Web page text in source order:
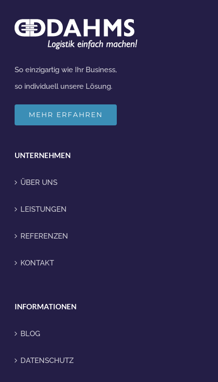
So einzigartig wie Ihr Business,
so individuell unsere Lösung.
MEHR ERFAHREN
UNTERNEHMEN
ÜBER UNS
LEISTUNGEN
REFERENZEN
KONTAKT
INFORMATIONEN
BLOG
DATENSCHUTZ